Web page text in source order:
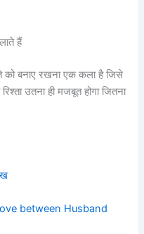
हैं
को बनाए रखना एक कला है जिसे
उतना ही मजबूत होगा जितना
between Husband